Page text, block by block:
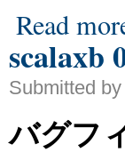
Read
scalaxb
Submitted
バグフ